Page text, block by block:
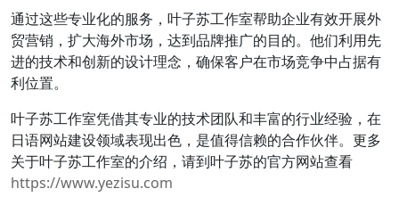
通过这些专业化的服务，叶子苏工作室帮助企业有效开展外
贸营销，扩大海外市场，达到品牌推广的目的。他们利用先
进的技术和创新的设计理念，确保客户在市场竞争中占据有
利位置。
叶子苏工作室凭借其专业的技术团队和丰富的行业经验，在
日语网站建设领域表现出色，是值得信赖的合作伙伴。更多
关于叶子苏工作室的介绍，请到叶子苏的官方网站查看
https://www.yezisu.com